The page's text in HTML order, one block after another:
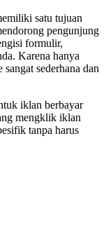
satu tujuan
pengunjung
formulir,
Karena hanya
sederhana dan
iklan berbayar
mengklik iklan
tanpa harus